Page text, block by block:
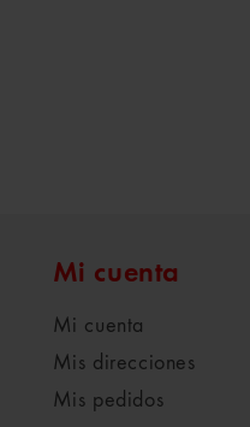
Mi cuenta
Mi cuenta
Mis direcciones
Mis pedidos